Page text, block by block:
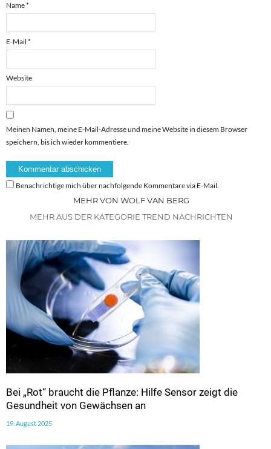
Name*
E-Mail *
Website
Meinen Namen, meine E-Mail-Adresse und meine Website in diesem Browser
speichern, bis ich wieder kommentiere.
Benachrichtige mich über nachfolgende Kommentare via E-Mail.
MEHR VON WOLF VAN BERG
MEHR AUS DER KATEGORIE TREND NACHRICHTEN
Bei „Rot“ braucht die Pflanze: Hilfe Sensor zeigt die
Gesundheit von Gewächsen an
19. August 2025